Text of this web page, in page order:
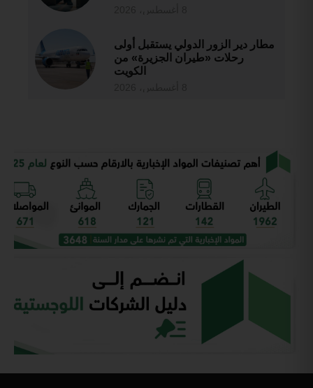
مطار دير الزور الدولي يستقبل أولى
رحلات «طيران الجزيرة» من
الكويت